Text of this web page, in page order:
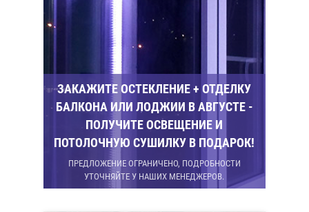
ЗАКАЖИТЕ ОСТЕКЛЕНИЕ + ОТДЕЛКУ
БАЛКОНА ИЛИ ЛОДЖИИ В АВГУСТЕ -
ПОЛУЧИТЕ ОСВЕЩЕНИЕ И
ПОТОЛОЧНУЮ СУШИЛКУ В ПОДАРОК!
ПРЕДЛОЖЕНИЕ ОГРАНИЧЕНО, ПОДРОБНОСТИ
УТОЧНЯЙТЕ У НАШИХ МЕНЕДЖЕРОВ.